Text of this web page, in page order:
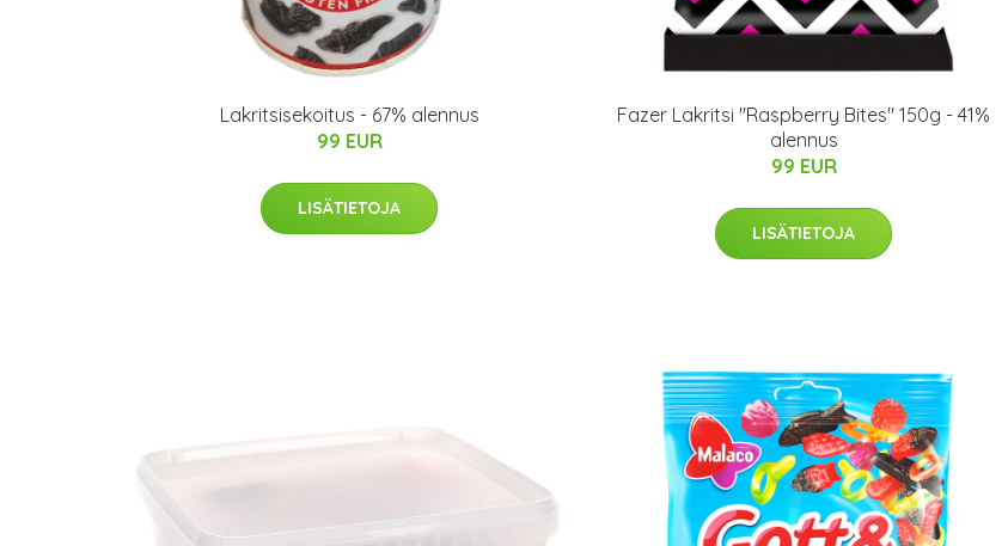
Lakritsisekoitus - 67% alennus
99 EUR
LISÄTIETOJA
Fazer Lakritsi "Raspberry Bites" 150g - 41%
alennus
99 EUR
LISÄTIETOJA